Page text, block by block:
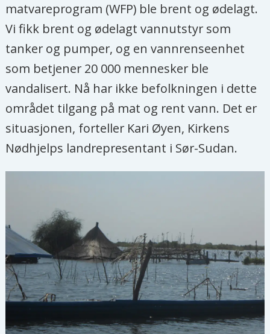
matvareprogram (WFP) ble brent og ødelagt.
Vi fikk brent og ødelagt vannutstyr som
tanker og pumper, og en vannrenseenhet
som betjener 20 000 mennesker ble
vandalisert. Nå har ikke befolkningen i dette
området tilgang på mat og rent vann. Det er
situasjonen, forteller Kari Øyen, Kirkens
Nødhjelps landrepresentant i Sør-Sudan.